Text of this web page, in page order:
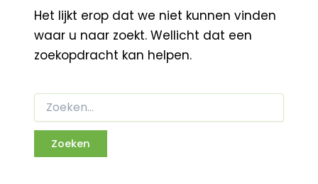
Het lijkt erop dat we niet kunnen vinden
waar u naar zoekt. Wellicht dat een
zoekopdracht kan helpen.